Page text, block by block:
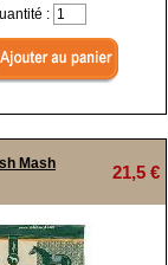
:
Mash
21,5 €